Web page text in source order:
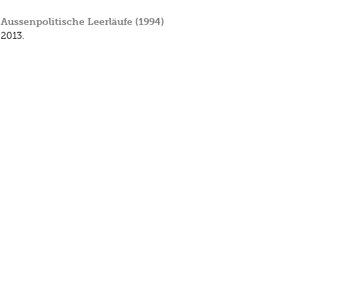
Aussenpolitische Leerläufe (1994)
2013.